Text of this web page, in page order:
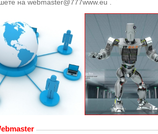
на webmaster@777www.eu .